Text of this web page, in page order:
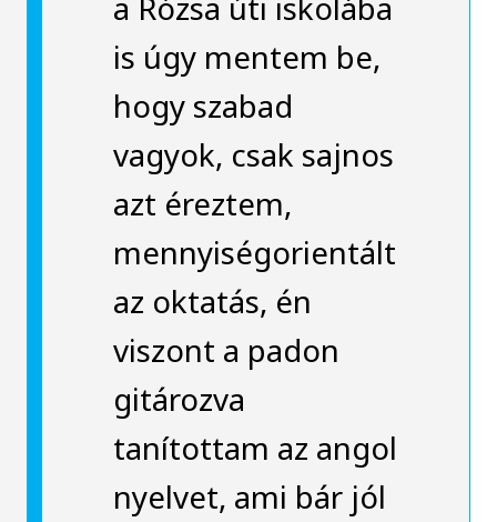
is úgy mentem be,
hogy szabad
vagyok, csak sajnos
azt éreztem,
mennyiségorientált
az oktatás, én
viszont a padon
gitározva
tanítottam az angol
nyelvet, ami bár jól